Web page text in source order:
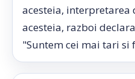
acesteia,
acesteia, razboi
"Suntem cei mai tari si